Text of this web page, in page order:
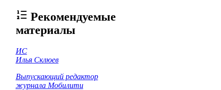
Рекомендуемые
материалы
ИС
Илья Склюев
Выпускающий редактор
журнала Мобилити